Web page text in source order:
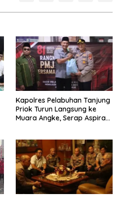
Kapolres Pelabuhan Tanjung
Priok Turun Langsung ke
Muara Angke, Serap Aspirasi